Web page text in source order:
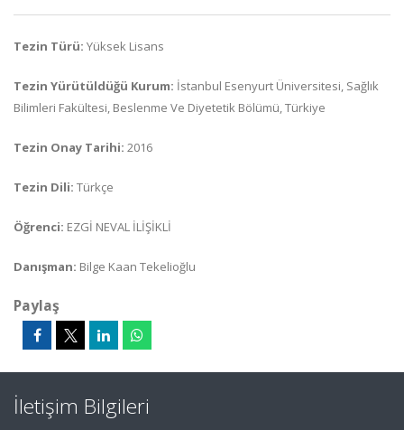
Tezin Türü: Yüksek Lisans
Tezin Yürütüldüğü Kurum: İstanbul Esenyurt Üniversitesi, Sağlık
Bilimleri Fakültesi, Beslenme Ve Diyetetik Bölümü, Türkiye
Tezin Onay Tarihi: 2016
Tezin Dili: Türkçe
Öğrenci: EZGİ NEVAL İLİŞİKLİ
Danışman: Bilge Kaan Tekelioğlu
Paylaş
İletişim Bilgileri